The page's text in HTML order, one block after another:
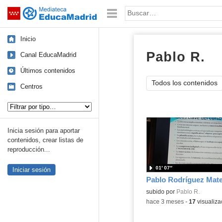
Saltar navegación Palabra o frase:
Inicio
Canal EducaMadrid
Últimos contenidos
Centros
Inicia sesión para aportar
contenidos, crear listas de
reproducción...
Iniciar sesión
Pablo R.
Todos los contenidos
subido por Pablo R.
01′ 07″
-hace 3 meses- 17